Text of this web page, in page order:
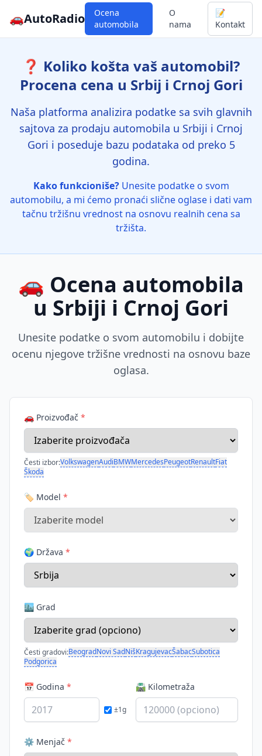
🚗AutoRadio
Ocena
automobila
O
nama
📝
Kontakt
❓ Koliko košta vaš automobil?
Procena cena u Srbij i Crnoj Gori
Naša platforma analizira podatke sa svih glavnih
sajtova za prodaju automobila u Srbiji i Crnoj
Gori i poseduje bazu podataka od preko 5
godina.
Kako funkcioniše?Unesite podatke o svom
automobilu, a mi ćemo pronaći slične oglase i dati vam
tačnu tržišnu vrednost na osnovu realnih cena sa
tržišta.
🚗 Ocena automobila
u Srbiji i Crnoj Gori
Unesite podatke o svom automobilu i dobijte
ocenu njegove tržišne vrednosti na osnovu baze
oglasa.
🚗 Proizvođač *
Česti izbor:VolkswagenAudiBMWMercedesPeugeotRenaultFiat
Škoda
🏷️ Model *
🌍 Država *
🏙️ Grad
Česti gradovi:BeogradNovi SadNišKragujevacŠabacSubotica
Podgorica
📅 Godina *
±1g
🛣️ Kilometraža
⚙️ Menjač *